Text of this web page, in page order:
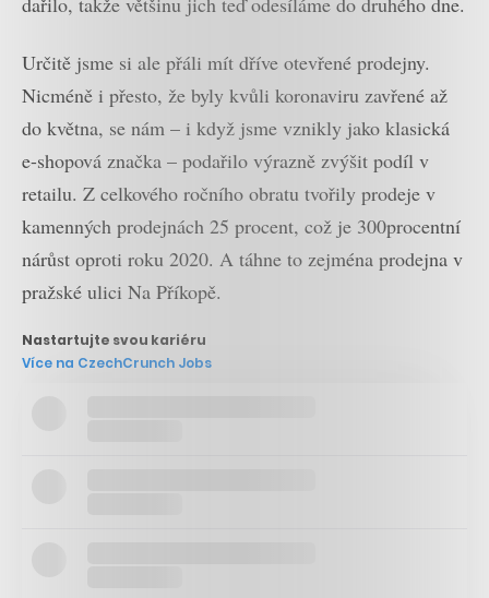
Určitě jsme si ale přáli mít dříve otevřené prodejny.
Nicméně i přesto, že byly kvůli koronaviru zavřené až
do května, se nám – i když jsme vznikly jako klasická
e-shopová značka – podařilo výrazně zvýšit podíl v
retailu. Z celkového ročního obratu tvořily prodeje v
kamenných prodejnách 25 procent, což je 300procentní
nárůst oproti roku 2020. A táhne to zejména prodejna v
pražské ulici Na Příkopě.
Nastartujte svou kariéru
Více na CzechCrunch Jobs